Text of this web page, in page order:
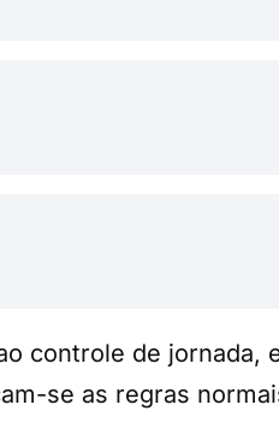
controle de jornada,
se as regras